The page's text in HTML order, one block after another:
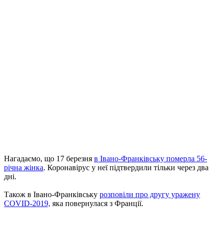
Нагадаємо, що 17 березня в Івано-Франківську померла 56-
річна жінка. Коронавірус у неї підтвердили тільки через два
дні.
Також в Івано-Франківську розповіли про другу уражену
COVID-2019, яка повернулася з Франції.